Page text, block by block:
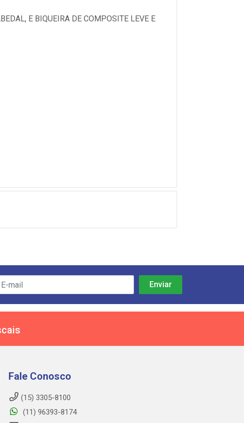
E BIQUEIRA DE COMPOSITE LEVE E
Fale Conosco
(15) 3305-8100
(11) 96393-8174